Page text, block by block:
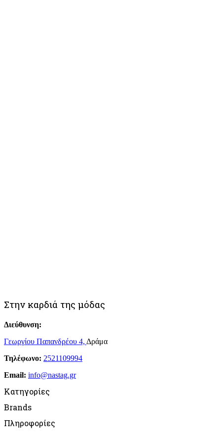
Στην καρδιά της μόδας
Διεύθυνση:
Γεωργίου Παπανδρέου 4, Δράμα
Τηλέφωνο: 2521109994
Email: info@nastag.gr
Κατηγορίες
Φορέματα
Brands
Πληροφορίες